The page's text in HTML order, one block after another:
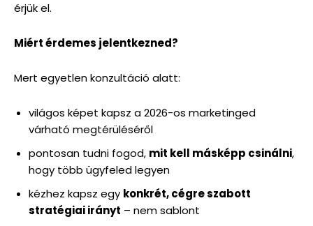
érjük el.
Miért érdemes jelentkezned?
Mert egyetlen konzultáció alatt:
világos képet kapsz a 2026-os marketinged
várható megtérüléséről
pontosan tudni fogod, mit kell másképp csinálni,
hogy több ügyfeled legyen
kézhez kapsz egy konkrét, cégre szabott
stratégiai irányt – nem sablont